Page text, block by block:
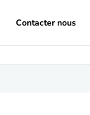
Contacter nous